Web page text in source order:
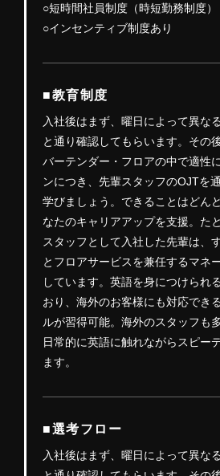
○短時間社員制度（時短勤務制度）
○インセンティブ制度あり
■教育制度
入社後はまず、曜日によって異な
と通り確認してもらいます。その
バーテンダー・フロアの中で適性
ンにつき、先輩スタッフのOJTを
学びましょう。できることはどん
なたのキャリアアップを支援。た
スタッフとして入社した先輩は、
とフロアサービスを兼任するマネ
しています。英語を身につけられ
おり、海外のお客様にも対応でき
ルが習得可能。海外のスタッフも
日常的に英語に触れながらスピー
ます。
■選考フロー
入社後はまず、曜日によって異な